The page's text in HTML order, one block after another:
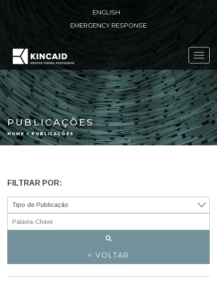
ENGLISH
EMERGENCY RESPONSE
PUBLICAÇÕES
HOME > PUBLICAÇÕES
FILTRAR POR:
< VOLTAR